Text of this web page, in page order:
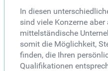
In diesen
sind viele Konzerne
mittelständische
somit die Möglichkeit,
finden, die Ihren
Qualifikationen